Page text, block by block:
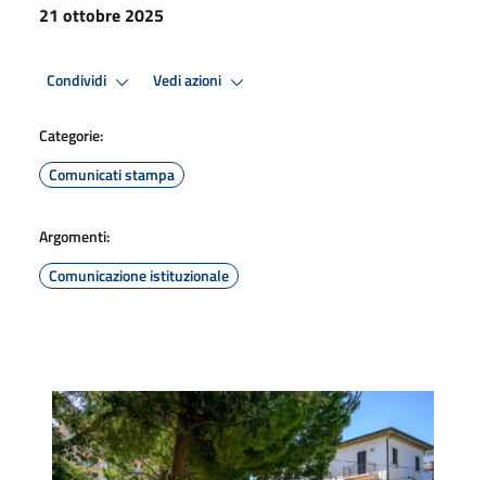
21 ottobre 2025
Condividi Vedi azioni
Categorie:
Comunicati stampa
Argomenti:
Comunicazione istituzionale